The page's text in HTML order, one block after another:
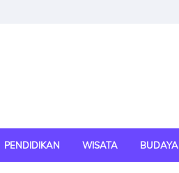
PENDIDIKAN WISATA BUDAYA